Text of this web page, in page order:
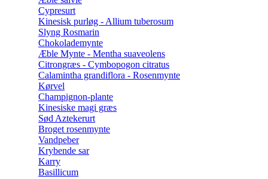
Cypresurt
Kinesisk purløg - Allium tuberosum
Slyng Rosmarin
Chokolademynte
Æble Mynte - Mentha suaveolens
Citrongræs - Cymbopogon citratus
Calamintha grandiflora - Rosenmynte
Kørvel
Champignon-plante
Kinesiske magi græs
Sød Aztekerurt
Broget rosenmynte
Vandpeber
Krybende sar
Karry
Basillicum